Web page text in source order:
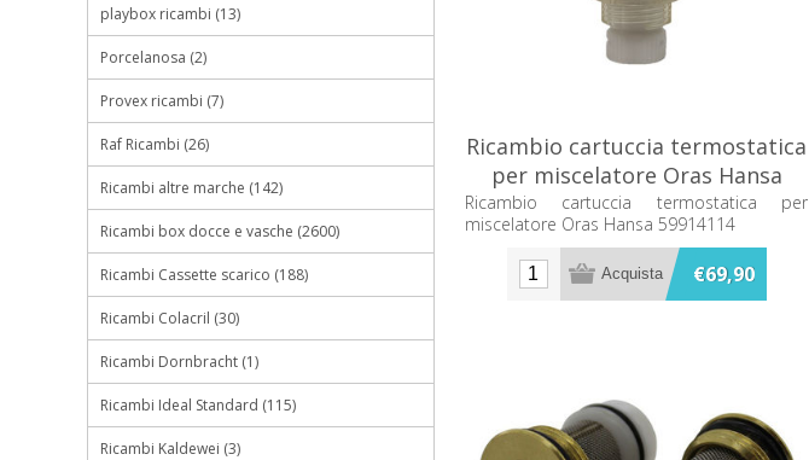
Ricambio cartuccia termostatica
per miscelatore Oras Hansa
59914114
Ricambio cartuccia termostatica per
miscelatore Oras Hansa 59914114
€69,90
playbox ricambi (13)
Porcelanosa (2)
Provex ricambi (7)
Raf Ricambi (26)
Ricambi altre marche (142)
Ricambi box docce e vasche (2600)
Ricambi Cassette scarico (188)
Ricambi Colacril (30)
Ricambi Dornbracht (1)
Ricambi Ideal Standard (115)
Ricambi Kaldewei (3)